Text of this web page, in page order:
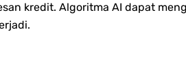
kredit. Algoritma AI dapat